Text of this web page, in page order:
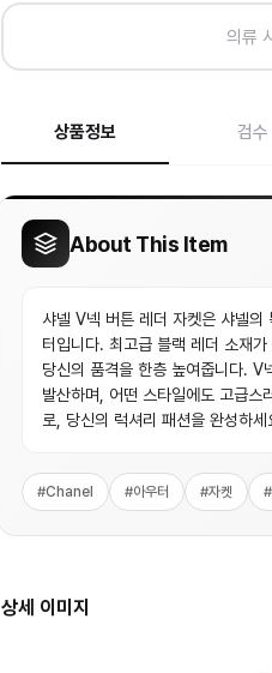
의류
상품정보 검수
About This Item
샤넬 V넥 버튼 레더 자켓은 샤넬의
터입니다. 최고급 블랙 레더 소재
당신의 품격을 한층 높여줍니다. V
발산하며, 어떤 스타일에도 고급스
로, 당신의 럭셔리 패션을 완성하세
#Chanel #아우터 #자켓 #
상세 이미지